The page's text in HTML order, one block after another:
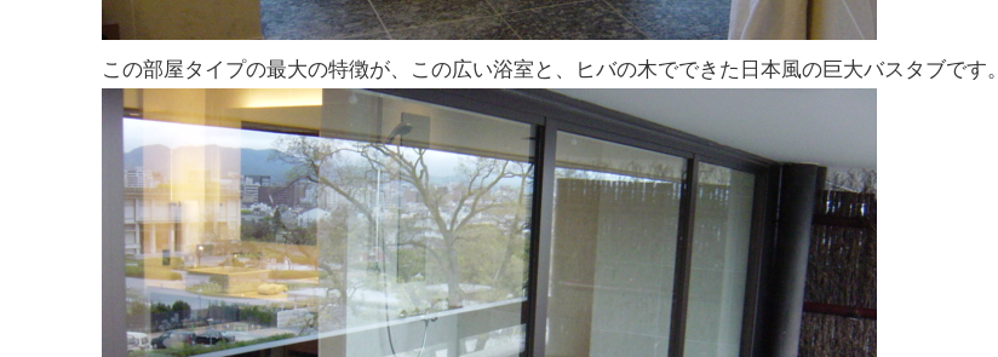
この部屋タイプの最大の特徴が、この広い浴室と、ヒバの木でできた日本風の巨大バスタブです。